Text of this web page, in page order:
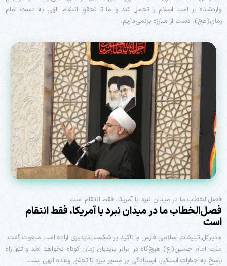
واردشده بر امت اسلام را تحمل کند و ما تا تحقق انتقام الهی به دست امام
زمان(عج)، دست از مبارزه برنمی‌داریم.
فصل‌الخطاب ما در میدان نبرد با آمریکا، فقط انتقام است
فصل‌الخطاب ما در میدان نبرد با آمریکا، فقط انتقام
است
مدیرکل تبلیغات اسلامی فارس با تاکید بر شکست‌ناپذیری اراده امت مبعوث گفت:
ملت امام حسین(ع) هیچ‌گاه در برابر یزیدیان زمان کوتاه نخواهد آمد و تنها راه
پاسخ به جنایات استکبار، ایستادگی بر مسیر نبرد تا تحقق وعده الهی است.